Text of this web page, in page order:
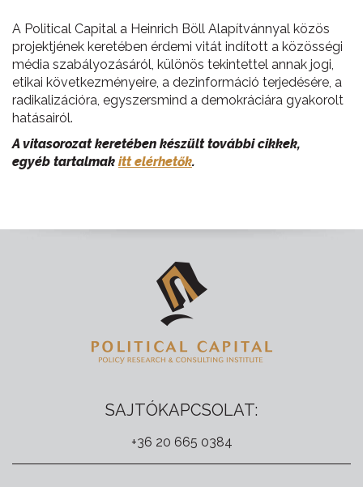
A Political Capital a Heinrich Böll Alapítvánnyal közös
projektjének keretében érdemi vitát indított a közösségi
média szabályozásáról, különös tekintettel annak jogi,
etikai következményeire, a dezinformáció terjedésére, a
radikalizációra, egyszersmind a demokráciára gyakorolt
hatásairól.
A vitasorozat keretében készült további cikkek,
egyéb tartalmak itt elérhetők.
SAJTÓKAPCSOLAT:
+36 20 665 0384